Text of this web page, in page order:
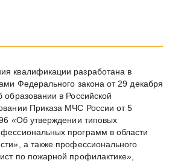
квалификации разработана в
Федерального закона от 29 декабря
в Российской
Приказа МЧС России от 5
«Об утверждении типовых
программ в области
а также профессионального
по пожарной профилактике»,